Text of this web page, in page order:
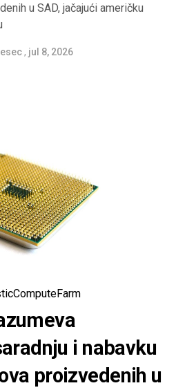
u SAD, jačajući američku
, jul 8, 2026
i nabavku
proizvedenih u